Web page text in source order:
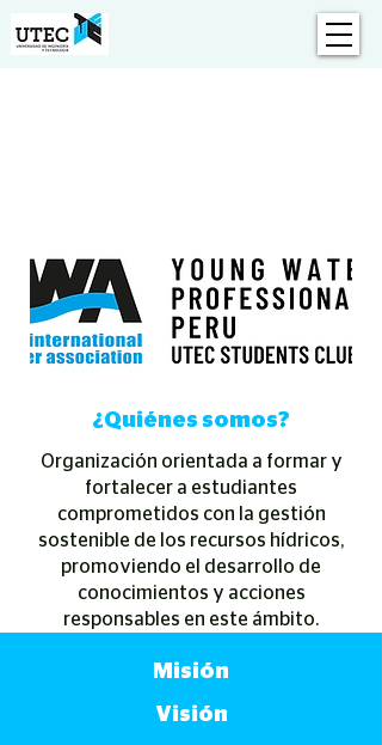
¿Quiénes somos?
Organización orientada a formar y
fortalecer a estudiantes
comprometidos con la gestión
sostenible de los recursos hídricos,
promoviendo el desarrollo de
conocimientos y acciones
responsables en este ámbito.
Misión
Visión